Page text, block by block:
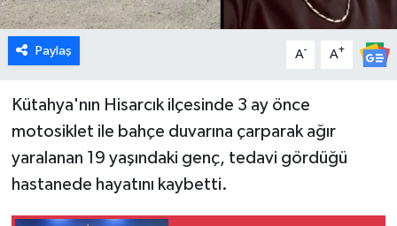
Paylaş A- A+
Kütahya'nın Hisarcık ilçesinde 3 ay önce
motosiklet ile bahçe duvarına çarparak ağır
yaralanan 19 yaşındaki genç, tedavi gördüğü
hastanede hayatını kaybetti.
Genel
Gündem
Hisarcık
Köşe Yazıları